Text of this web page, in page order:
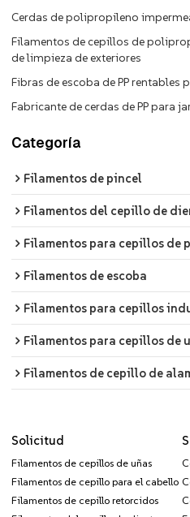
Cerdas de polipropileno
Filamentos de cepillos de
de limpieza de exteriores
Fibras de escoba de PP rentables
Fabricante de cerdas de PP para
Categoría
Filamentos de pincel
Filamentos del cepillo de
Filamentos para cepillos de
Filamentos de escoba
Filamentos para cepillos
Filamentos para cepillos de
Filamentos de cepillo de
Solicitud
Filamentos de cepillos de uñas
Filamentos de cepillo para el cabello
Filamentos de cepillo retorcidos